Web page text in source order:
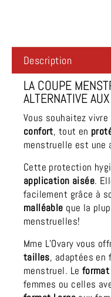
Description
LA COUPE
ALTERNATIVE
Vous souhaitez
confort, tout en
menstruelle est une
Cette protection
application aisée.
facilement grâce à
malléable que la
menstruelles!
Mme L’Ovary vous
tailles, adaptées en
menstruel. Le format
femmes ou celles